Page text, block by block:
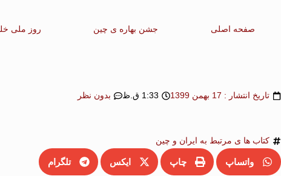
صفحه اصلی جشن بهاره ی چین روز ملی
تاریخ انتشار : 17 بهمن 1399 1:33 ق.ظ
بدون نظر
کتاب ها ی مرتبط به ایران و چین
واتساپ چاپ ایکس تلگرام